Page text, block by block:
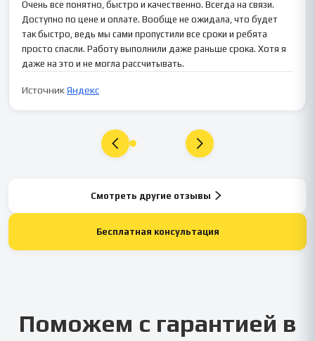
Очень все понятно, быстро и качественно. Всегда на связи.
Доступно по цене и оплате. Вообще не ожидала, что будет
так быстро, ведь мы сами пропустили все сроки и ребята
просто спасли. Работу выполнили даже раньше срока. Хотя я
даже на это и не могла рассчитывать.
ИсточникЯндекс
Смотреть другие отзывы
Бесплатная консультация
Поможем с гарантией в